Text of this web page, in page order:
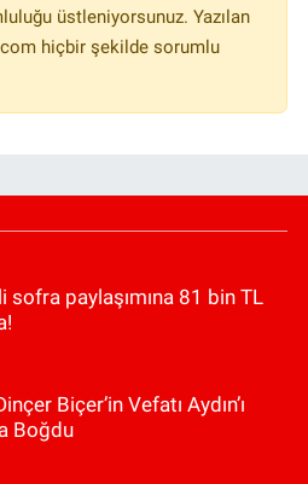
üstleniyorsunuz. Yazılan
hiçbir şekilde sorumlu
sofra paylaşımına 81 bin TL
Biçer’in Vefatı Aydın’ı
Boğdu